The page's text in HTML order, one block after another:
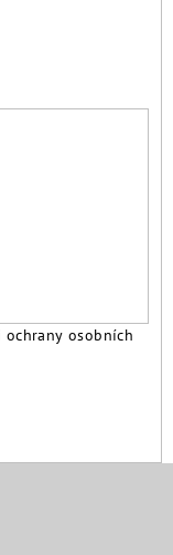
ochrany osobních